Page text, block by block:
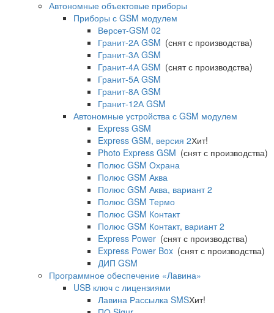
Автономные объектовые приборы
Приборы с GSM модулем
Версет-GSM 02
Гранит-2А GSM (снят с производства)
Гранит-3А GSM
Гранит-4А GSM (снят с производства)
Гранит-5А GSM
Гранит-8А GSM
Гранит-12А GSM
Автономные устройства с GSM модулем
Express GSM
Express GSM, версия 2Хит!
Photo Express GSM (снят с производства)
Полюс GSM Охрана
Полюс GSM Аква
Полюс GSM Аква, вариант 2
Полюс GSM Термо
Полюс GSM Контакт
Полюс GSM Контакт, вариант 2
Express Power (снят с производства)
Express Power Box (снят с производства)
ДИП GSM
Программное обеспечение «Лавина»
USB ключ с лицензиями
Лавина Рассылка SMSХит!